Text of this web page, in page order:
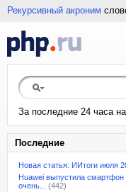
Рекурсивный акроним
За последние 24 часа
Последние
Новая статья: ИИтоги июля
Huawei выпустила смартфон
очень...
(442)